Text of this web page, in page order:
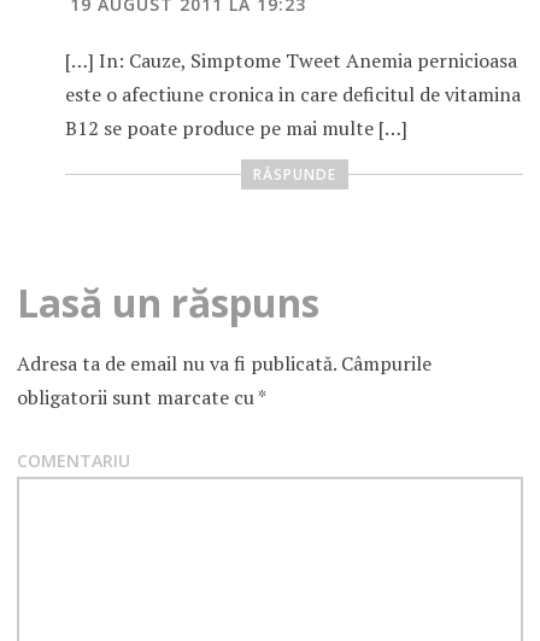
[…] In: Cauze, Simptome Tweet Anemia pernicioasa
este o afectiune cronica in care deficitul de vitamina
B12 se poate produce pe mai multe […]
RĂSPUNDE
Lasă un răspuns
Adresa ta de email nu va fi publicată.Câmpurile
obligatorii sunt marcate cu*
COMENTARIU